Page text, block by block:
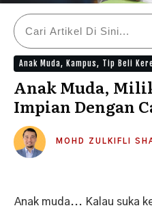
Anak Muda, Kampus, Tip Beli
Anak Muda,
Impian Dengan
MOHD ZULKIFLI
Anak muda... Kalau suka